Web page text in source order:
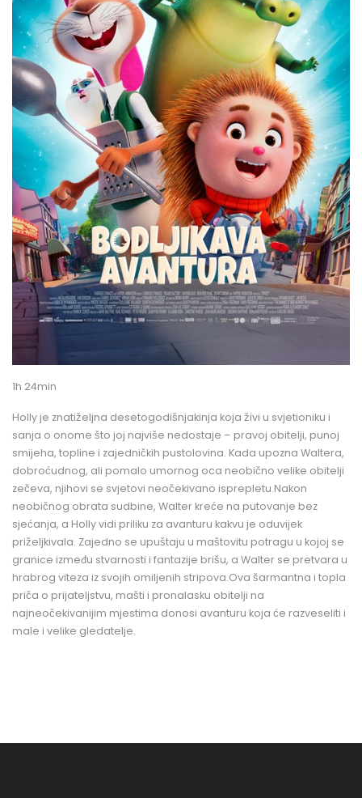
1h 24min
Holly je znatiželjna desetogodišnjakinja koja živi u svjetioniku i
sanja o onome što joj najviše nedostaje – pravoj obitelji, punoj
smijeha, topline i zajedničkih pustolovina. Kada upozna Waltera,
dobroćudnog, ali pomalo umornog oca neobično velike obitelji
zečeva, njihovi se svjetovi neočekivano isprepletu.Nakon
neobičnog obrata sudbine, Walter kreće na putovanje bez
sjećanja, a Holly vidi priliku za avanturu kakvu je oduvijek
priželjkivala. Zajedno se upuštaju u maštovitu potragu u kojoj se
granice između stvarnosti i fantazije brišu, a Walter se pretvara u
hrabrog viteza iz svojih omiljenih stripova.Ova šarmantna i topla
priča o prijateljstvu, mašti i pronalasku obitelji na
najneočekivanijim mjestima donosi avanturu koja će razveseliti i
male i velike gledatelje.